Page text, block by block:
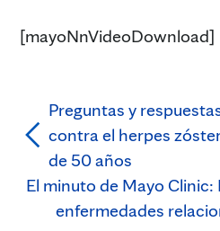
[mayoNnVideoDownload]
Preguntas y
contra el herpes
de 50 años
El minuto de Mayo Clinic:
enfermedades